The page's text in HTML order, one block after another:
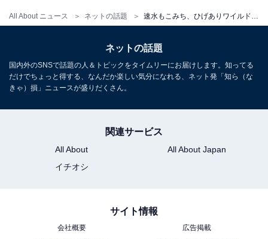
All About ニュース ネットの話題
ネットの話題
国内外のSNSで話題の人＆トピックをタイムリーにお届けします。知ってる
だけでちょっと得する、なんだか楽しい気分になれる、ネット発「知ら（な
きゃ）損」ニュースが盛りだくさん。
関連サービス
All About
All About Japan
イチオシ
サイト情報
会社概要
広告掲載